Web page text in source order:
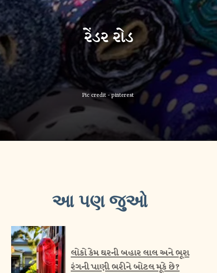
રેંડર રોડ
Pic credit - pinterest
આ પણ જુઓ
લોકો કેમ ઘરની બહાર લાલ અને ભૂરા
રંગની પાણી ભરીને બોટલ મૂકે છે?